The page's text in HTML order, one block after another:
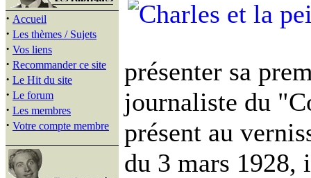
· Accueil
· Les thèmes / Sujets
· Vos liens
· Recommander ce site
· Le Hit du site
· Le forum
· Les membres
· Votre compte membre
présenter sa
journaliste du
présent au
du 3 mars 1928,